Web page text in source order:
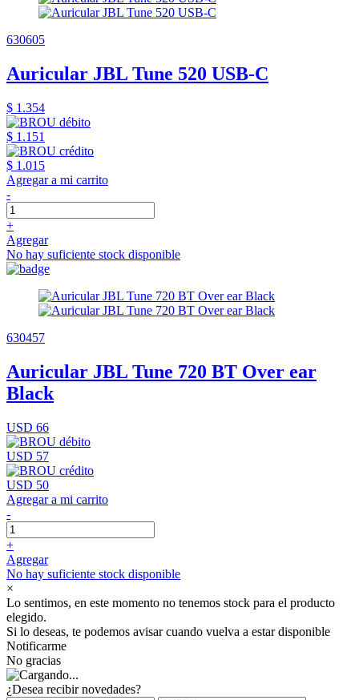
630605
Auricular JBL Tune 520 USB-C
$ 1.354
$ 1.151
$ 1.015
Agregar a mi carrito
-
+
Agregar
No hay suficiente stock disponible
630457
Auricular JBL Tune 720 BT Over ear
Black
USD 66
USD 57
USD 50
Agregar a mi carrito
-
+
Agregar
No hay suficiente stock disponible
×
Lo sentimos, en este momento no tenemos stock para el producto
elegido.
Si lo deseas, te podemos avisar cuando vuelva a estar disponible
Notificarme
No gracias
¿Desea recibir novedades?